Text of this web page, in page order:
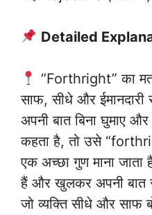
Detailed
“Forthright” का
साफ, सीधे और
अपनी बात बिना घुमाए
कहता है, तो उसे
एक अच्छा गुण माना
हैं और खुलकर अपनी बात
जो व्यक्ति सीधे और साफ